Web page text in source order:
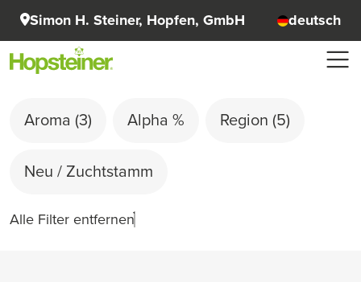
Simon H. Steiner, Hopfen, GmbH deutsch
Aroma (3) Alpha % Region (5)
Neu / Zuchtstamm
Alle Filter entfernen